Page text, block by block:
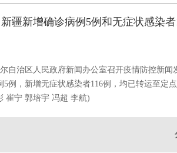
疆新增确诊病例5例和无症状感染
治区人民政府新闻办公室召开疫情防控新闻
5例，新增无症状感染者116例，均已转运至定
宁 郭培宇 冯超 李航)